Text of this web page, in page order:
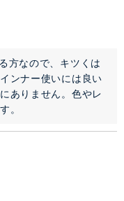
方なので、キツくは
ンナー使いには良い
ありません。色やレ
。